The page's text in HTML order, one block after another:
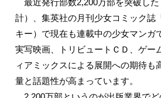
最近発行部数2,200万部を突破した
計）、集英社の月刊少女コミック誌
キー）で現在も連載中の少女マンガ
実写映画、トリビュートＣＤ、ゲー
ィアミックスによる展開への期待も
量と話題性が高まっています。